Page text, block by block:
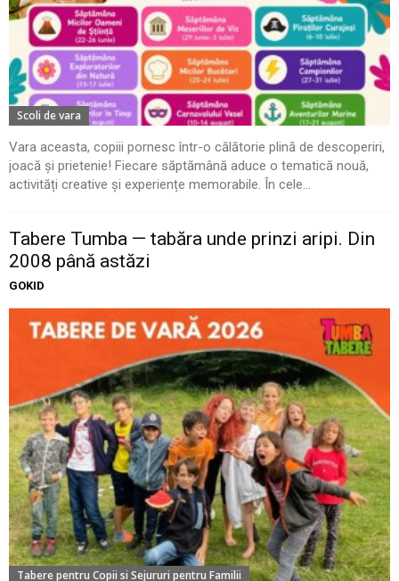
Scoli de vara
Vara aceasta, copiii pornesc într-o călătorie plină de descoperiri,
joacă și prietenie! Fiecare săptămână aduce o tematică nouă,
activități creative și experiențe memorabile. În cele...
Tabere Tumba — tabăra unde prinzi aripi. Din
2008 până astăzi
GOKID
Tabere pentru Copii si Sejururi pentru Familii